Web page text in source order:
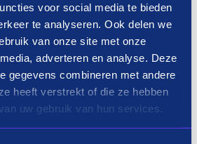
voor social media te bieden
te analyseren. Ook delen we
van onze site met onze
adverteren en analyse. Deze
gegevens combineren met andere
heeft verstrekt of die ze hebben
uw gebruik van hun services.